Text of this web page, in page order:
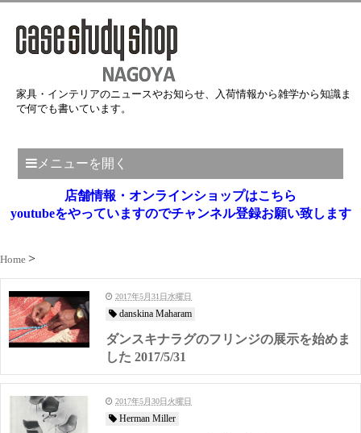
家具・インテリアのニュースやお知らせ、入荷情報から雑学から知識ま
で何でも書いています。
メニューを開く
店舗情報・オンラインショップはこちら
youtubeをやっていますのでチャンネル登録お願い致します
Home
2017年5月31日水曜日
danskina Maharam
ダンスキナラグのフリンジの展示を始めま
した 2017/5/31
2017年5月30日火曜日
Herman Miller